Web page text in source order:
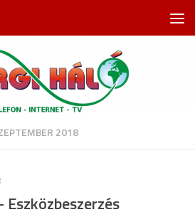
2018